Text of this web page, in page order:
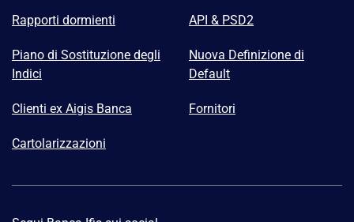
Rapporti dormienti API & PSD2
Piano di Sostituzione degli
Indici
Nuova Definizione di
Default
Clienti ex Aigis Banca Fornitori
Cartolarizzazioni